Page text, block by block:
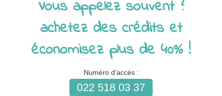
Vous appelez souvent ?
achetez des crédits et
économisez plus de 40% !
Numéro d'accès :
022 518 03 37